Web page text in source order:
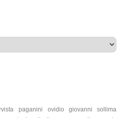
paganini ovidio
giovanni sollima